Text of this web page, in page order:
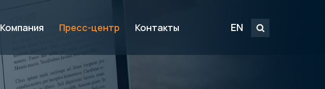
Компания Пресс-центр Контакты EN